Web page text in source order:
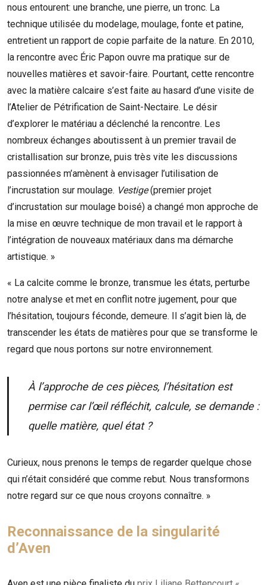
nous entourent: une branche, une pierre, un tronc. La
technique utilisée du modelage, moulage, fonte et patine,
entretient un rapport de copie parfaite de la nature. En 2010,
la rencontre avec Éric Papon ouvre ma pratique sur de
nouvelles matières et savoir-faire. Pourtant, cette rencontre
avec la matière calcaire s’est faite au hasard d’une visite de
l’Atelier de Pétrification de Saint-Nectaire. Le désir
d’explorer le matériau a déclenché la rencontre. Les
nombreux échanges aboutissent à un premier travail de
cristallisation sur bronze, puis très vite les discussions
passionnées m’amènent à envisager l’utilisation de
l’incrustation sur moulage. Vestige(premier projet
d’incrustation sur moulage boisé) a changé mon approche de
la mise en œuvre technique de mon travail et le rapport à
l’intégration de nouveaux matériaux dans ma démarche
artistique. »
« La calcite comme le bronze, transmue les états, perturbe
notre analyse et met en conflit notre jugement, pour que
l’hésitation, toujours féconde, demeure. Il s’agit bien là, de
transcender les états de matières pour que se transforme le
regard que nous portons sur notre environnement.
À l’approche de ces pièces, l’hésitation est
permise car l’œil réfléchit, calcule, se demande :
quelle matière, quel état ?
Curieux, nous prenons le temps de regarder quelque chose
qui n’était considéré que comme rebut. Nous transformons
notre regard sur ce que nous croyons connaître. »
Reconnaissance de la singularité
d’Aven